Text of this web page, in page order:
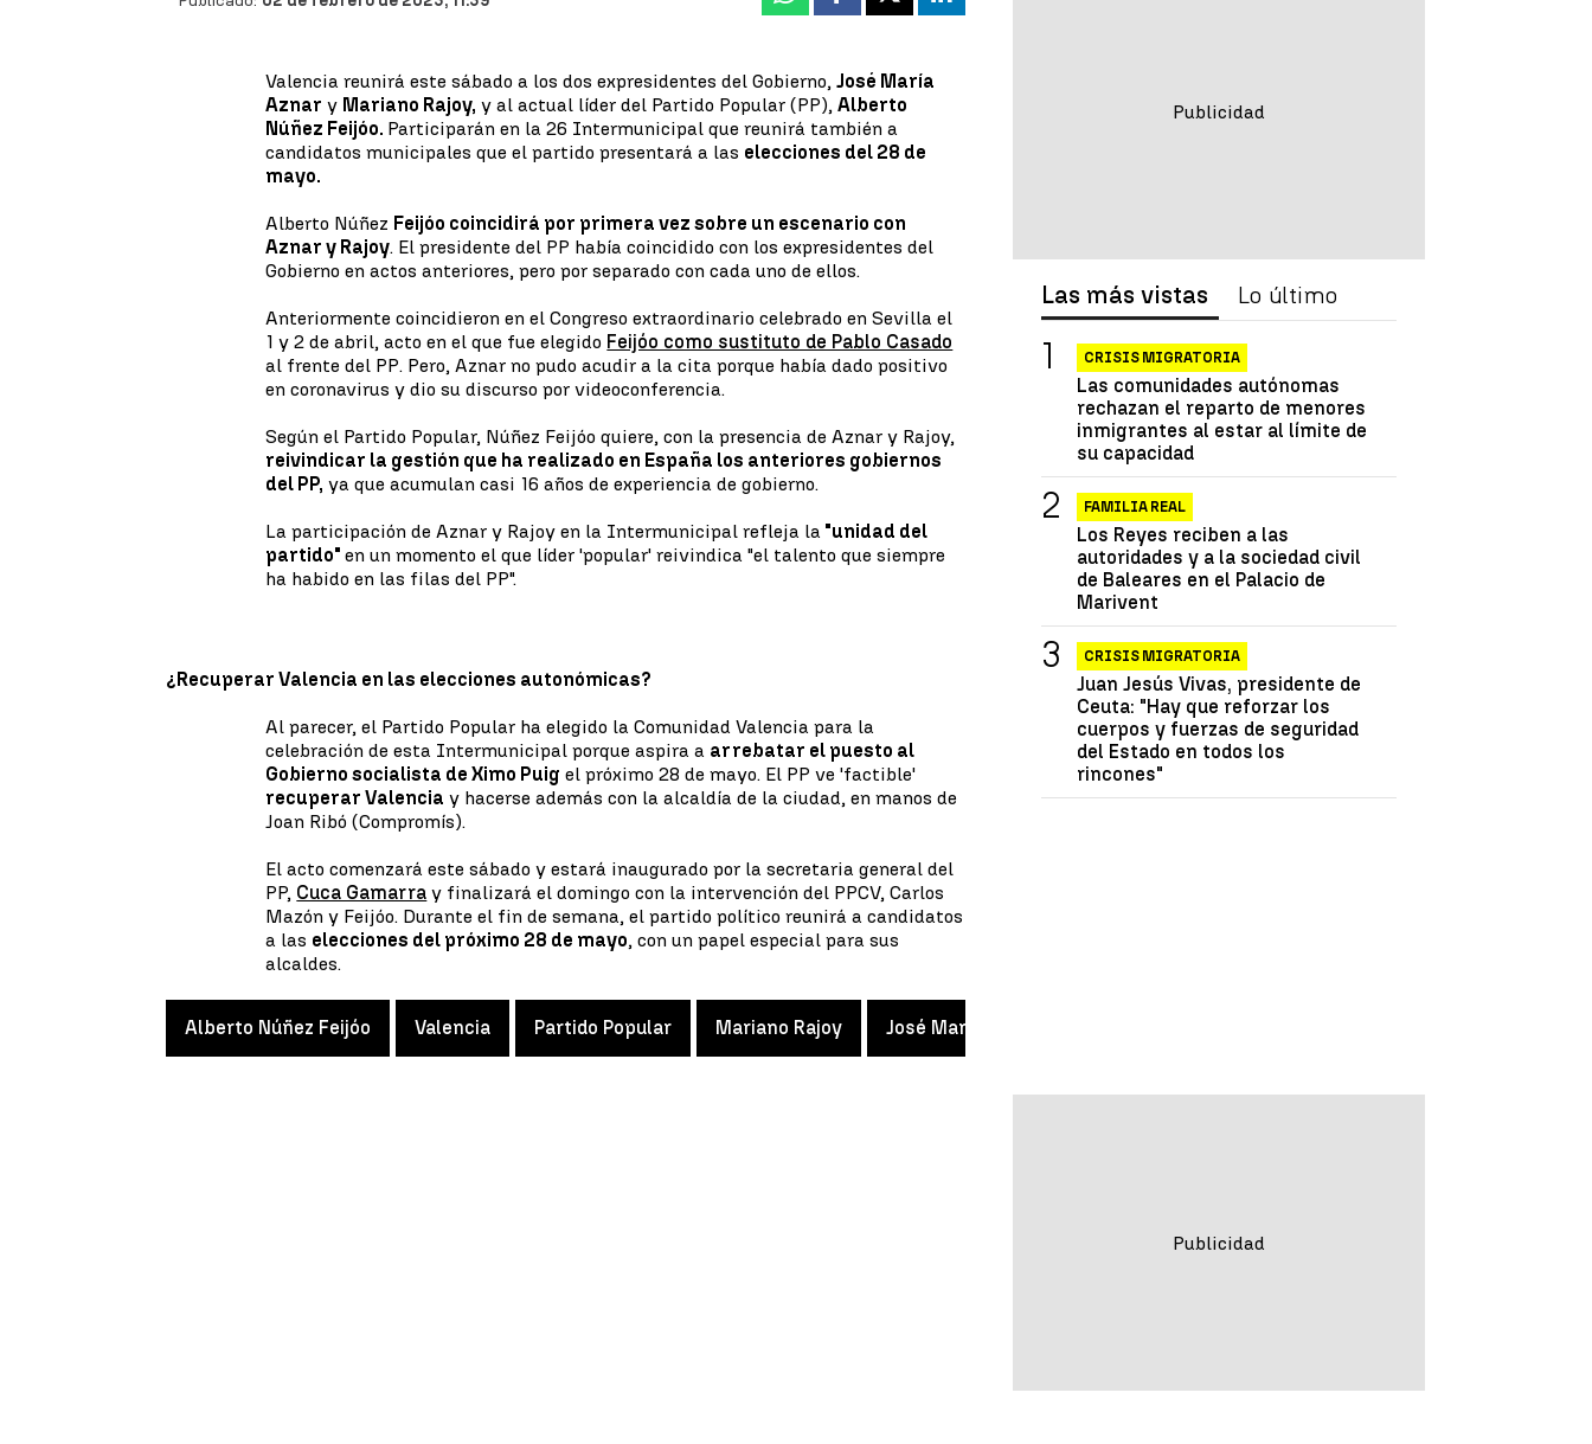
Valencia reunirá este sábado a los dos expresidentes del Gobierno,José María
Aznar y Mariano Rajoy, y al actual líder del Partido Popular (PP),Alberto
Núñez Feijóo. Participarán en la 26 Intermunicipal que reunirá también a
candidatos municipales que el partido presentará a las elecciones del 28 de
mayo.
Alberto Núñez Feijóo coincidirá por primera vez sobre un escenario con
Aznar y Rajoy. El presidente del PP había coincidido con los expresidentes del
Gobierno en actos anteriores, pero por separado con cada uno de ellos.
Anteriormente coincidieron en el Congreso extraordinario celebrado en Sevilla el
1 y 2 de abril, acto en el que fue elegido Feijóo como sustituto de Pablo Casado
al frente del PP. Pero, Aznar no pudo acudir a la cita porque había dado positivo
en coronavirus y dio su discurso por videoconferencia.
Según el Partido Popular, Núñez Feijóo quiere, con la presencia de Aznar y Rajoy,
reivindicar la gestión que ha realizado en España los anteriores gobiernos
del PP, ya que acumulan casi 16 años de experiencia de gobierno.
La participación de Aznar y Rajoy en la Intermunicipal refleja la "unidad del
partido"en un momento el que líder 'popular' reivindica "el talento que siempre
ha habido en las filas del PP".
¿Recuperar Valencia en las elecciones autonómicas?
Al parecer, el Partido Popular ha elegido la Comunidad Valencia para la
celebración de esta Intermunicipal porque aspira a arrebatar el puesto al
Gobierno socialista de Ximo Puig el próximo 28 de mayo. El PP ve 'factible'
recuperar Valencia y hacerse además con la alcaldía de la ciudad, en manos de
Joan Ribó (Compromís).
El acto comenzará este sábado y estará inaugurado por la secretaria general del
PP, Cuca Gamarra y finalizará el domingo con la intervención del PPCV, Carlos
Mazón y Feijóo. Durante el fin de semana, el partido político reunirá a candidatos
a las elecciones del próximo 28 de mayo, con un papel especial para sus
alcaldes.
Alberto Núñez Feijóo Valencia Partido Popular Mariano Rajoy José María Aznar
Las más vistas Lo último
CRISIS MIGRATORIA
Las comunidades autónomas
rechazan el reparto de menores
inmigrantes al estar al límite de
su capacidad
FAMILIA REAL
Los Reyes reciben a las
autoridades y a la sociedad civil
de Baleares en el Palacio de
Marivent
CRISIS MIGRATORIA
Juan Jesús Vivas, presidente de
Ceuta: "Hay que reforzar los
cuerpos y fuerzas de seguridad
del Estado en todos los
rincones"